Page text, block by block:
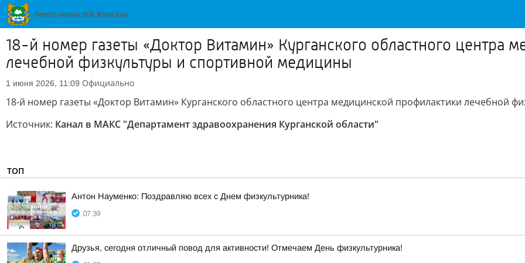
18-й номер газеты «Доктор Витамин» Курганского областного центра
лечебной физкультуры и спортивной медицины
1 июня 2026, 11:09 Официально
18-й номер газеты «Доктор Витамин» Курганского областного центра медицинской профилактики лечебной
Источник: Канал в МАКС "Департамент здравоохранения Курганской области"
ТОП
Антон Науменко: Поздравляю всех с Днем физкультурника!
07:39
Друзья, сегодня отличный повод для активности! Отмечаем День физкультурника!